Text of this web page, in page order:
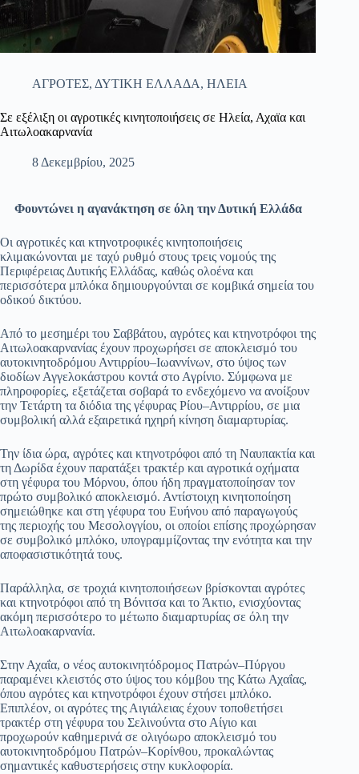
ΑΓΡΟΤΕΣ, ΔΥΤΙΚΗ ΕΛΛΑΔΑ, ΗΛΕΙΑ
Σε εξέλιξη οι αγροτικές κινητοποιήσεις σε Ηλεία, Αχαϊα και
Αιτωλοακαρνανία
8 Δεκεμβρίου, 2025
Φουντώνει η αγανάκτηση σε όλη την Δυτική Ελλάδα
Οι αγροτικές και κτηνοτροφικές κινητοποιήσεις
κλιμακώνονται με ταχύ ρυθμό στους τρεις νομούς της
Περιφέρειας Δυτικής Ελλάδας, καθώς ολοένα και
περισσότερα μπλόκα δημιουργούνται σε κομβικά σημεία του
οδικού δικτύου.
Από το μεσημέρι του Σαββάτου, αγρότες και κτηνοτρόφοι της
Αιτωλοακαρνανίας έχουν προχωρήσει σε αποκλεισμό του
αυτοκινητοδρόμου Αντιρρίου–Ιωαννίνων, στο ύψος των
διοδίων Αγγελοκάστρου κοντά στο Αγρίνιο. Σύμφωνα με
πληροφορίες, εξετάζεται σοβαρά το ενδεχόμενο να ανοίξουν
την Τετάρτη τα διόδια της γέφυρας Ρίου–Αντιρρίου, σε μια
συμβολική αλλά εξαιρετικά ηχηρή κίνηση διαμαρτυρίας.
Την ίδια ώρα, αγρότες και κτηνοτρόφοι από τη Ναυπακτία και
τη Δωρίδα έχουν παρατάξει τρακτέρ και αγροτικά οχήματα
στη γέφυρα του Μόρνου, όπου ήδη πραγματοποίησαν τον
πρώτο συμβολικό αποκλεισμό. Αντίστοιχη κινητοποίηση
σημειώθηκε και στη γέφυρα του Ευήνου από παραγωγούς
της περιοχής του Μεσολογγίου, οι οποίοι επίσης προχώρησαν
σε συμβολικό μπλόκο, υπογραμμίζοντας την ενότητα και την
αποφασιστικότητά τους.
Παράλληλα, σε τροχιά κινητοποιήσεων βρίσκονται αγρότες
και κτηνοτρόφοι από τη Βόνιτσα και το Άκτιο, ενισχύοντας
ακόμη περισσότερο το μέτωπο διαμαρτυρίας σε όλη την
Αιτωλοακαρνανία.
Στην Αχαΐα, ο νέος αυτοκινητόδρομος Πατρών–Πύργου
παραμένει κλειστός στο ύψος του κόμβου της Κάτω Αχαΐας,
όπου αγρότες και κτηνοτρόφοι έχουν στήσει μπλόκο.
Επιπλέον, οι αγρότες της Αιγιάλειας έχουν τοποθετήσει
τρακτέρ στη γέφυρα του Σελινούντα στο Αίγιο και
προχωρούν καθημερινά σε ολιγόωρο αποκλεισμό του
αυτοκινητοδρόμου Πατρών–Κορίνθου, προκαλώντας
σημαντικές καθυστερήσεις στην κυκλοφορία.